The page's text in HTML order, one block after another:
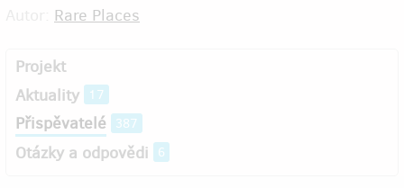
Rare Places
Projekt
Aktuality
17
Přispěvatelé 387
Otázky a odpovědi 6